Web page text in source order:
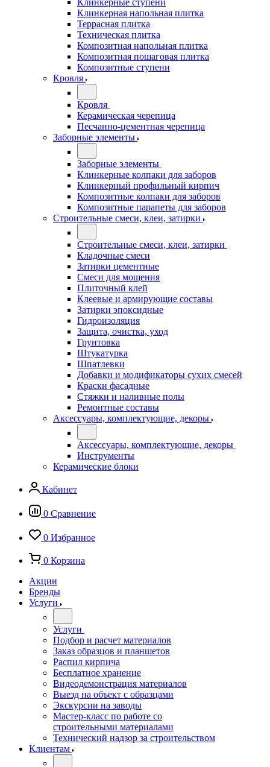
Клинкерные ступени
Клинкерная напольная плитка
Террасная плитка
Техническая плитка
Композитная напольная плитка
Композитная пошаговая плитка
Композитные ступени
Кровля
Кровля
Керамическая черепица
Песчанно-цементная черепица
Заборные элементы
Заборные элементы
Клинкерные колпаки для заборов
Клинкерный профильный кирпич
Композитные колпаки для заборов
Композитные парапеты для заборов
Строительные смеси, клеи, затирки
Строительные смеси, клеи, затирки
Кладочные смеси
Затирки цементные
Смеси для мощения
Плиточный клей
Клеевые и армирующие составы
Затирки эпоксидные
Гидроизоляция
Защита, очистка, уход
Грунтовка
Штукатурка
Шпатлевки
Добавки и модификаторы сухих смесей
Краски фасадные
Стяжки и наливные полы
Ремонтные составы
Аксессуары, комплектующие, декоры
Аксессуары, комплектующие, декоры
Инструменты
Керамические блоки
Кабинет
0 Сравнение
0 Избранное
0 Корзина
Акции
Бренды
Услуги
Услуги
Подбор и расчет материалов
Заказ образцов и планшетов
Распил кирпича
Бесплатное хранение
Видеодемонстрация материалов
Выезд на объект с образцами
Экскурсии на заводы
Мастер-класс по работе со
строительными материалами
Технический надзор за строительством
Клиентам